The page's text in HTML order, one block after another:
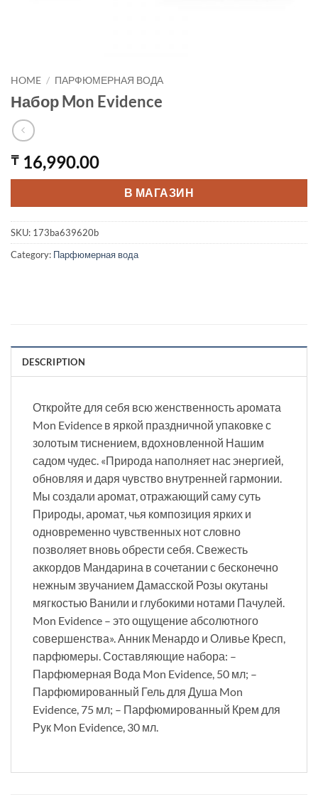
HOME / ПАРФЮМЕРНАЯ ВОДА
Набор Mon Evidence
₸ 16,990.00
В МАГАЗИН
SKU: 173ba639620b
Category: Парфюмерная вода
DESCRIPTION
Откройте для себя всю женственность аромата
Mon Evidence в яркой праздничной упаковке с
золотым тиснением, вдохновленной Нашим
садом чудес. «Природа наполняет нас энергией,
обновляя и даря чувство внутренней гармонии.
Мы создали аромат, отражающий саму суть
Природы, аромат, чья композиция ярких и
одновременно чувственных нот словно
позволяет вновь обрести себя. Свежесть
аккордов Мандарина в сочетании с бесконечно
нежным звучанием Дамасской Розы окутаны
мягкостью Ванили и глубокими нотами Пачулей.
Mon Evidence – это ощущение абсолютного
совершенства». Анник Менардо и Оливье Кресп,
парфюмеры. Составляющие набора: –
Парфюмерная Вода Mon Evidence, 50 мл; –
Парфюмированный Гель для Душа Mon
Evidence, 75 мл; – Парфюмированный Крем для
Рук Mon Evidence, 30 мл.